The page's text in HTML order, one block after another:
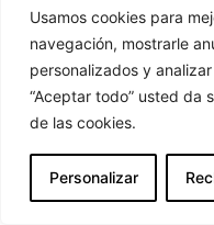
Usamos cookies para
navegación, mostrarle
personalizados y
“Aceptar todo” usted da
de las cookies.
Personalizar